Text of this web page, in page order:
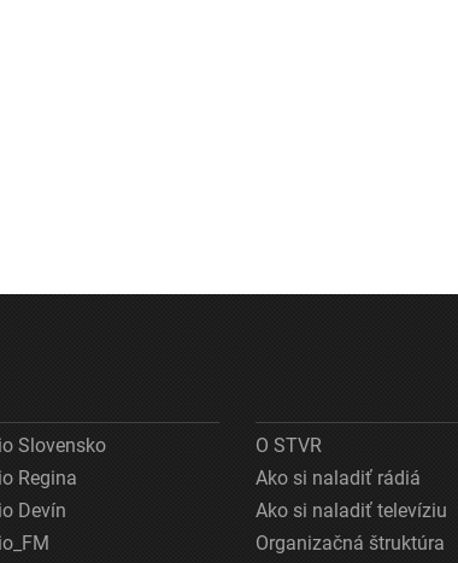
Slovensko
Regina
Devín
O STVR
Ako si naladiť rádiá
Ako si naladiť televíziu
Organizačná štruktúra